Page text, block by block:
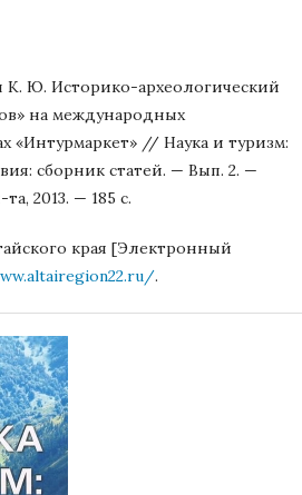
Ю. Историко-археологический
на международных
«Интурмаркет» // Наука и туризм:
сборник статей. — Вып. 2. —
2013. — 185 с.
края [Электронный
.